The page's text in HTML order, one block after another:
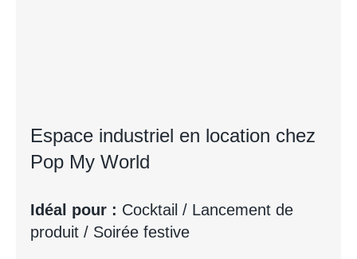
Espace industriel en location chez
Pop My World
Idéal pour : Cocktail / Lancement de
produit / Soirée festive